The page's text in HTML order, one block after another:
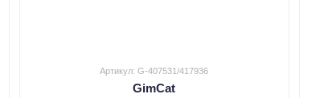
Артикул: G-407531/417936
GimCat